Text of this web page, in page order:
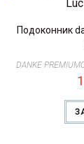
Подоконник
DANKE